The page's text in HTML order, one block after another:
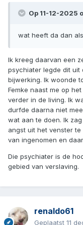
Op 11-12-2025
wat heeft da dan
Ik kreeg daarvan een
psychiater legde dit uit
bijwerking. Ik woonde
Femke naast me op
verder in de living. Ik
durfde daarna niet
wat aan te doen. Ik
angst uit het venster
van ingenomen en
Die psychiater is de
gebied van verslaving.
renaldo61
Geplaatst 11